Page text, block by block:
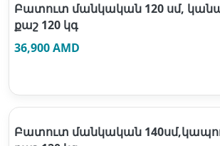
Բատուտ մանկական 120 սմ,
քաշ 120 կգ
36,900 AMD
Բատուտ մանկական